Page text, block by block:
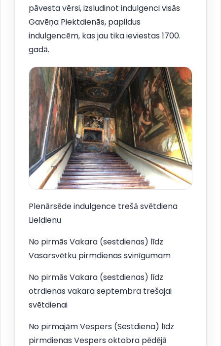
pāvesta vērsi, izsludinot indulgenci visās
Gavēņa Piektdienās, papildus
indulgencēm, kas jau tika ieviestas 1700.
gadā.
Plenārsēde indulgence trešā svētdiena
Lieldienu
No pirmās Vakara (sestdienas) līdz
Vasarsvētku pirmdienas svinīgumam
No pirmās Vakara (sestdienas) līdz
otrdienas vakara septembra trešajai
svētdienai
No pirmajām Vespers (Sestdiena) līdz
pirmdienas Vespers oktobra pēdējā